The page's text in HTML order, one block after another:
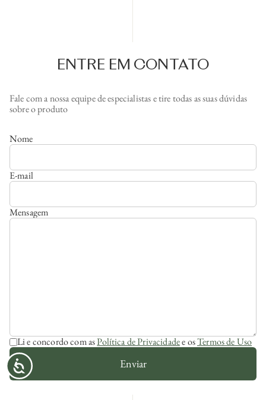
ENTRE EM CONTATO
Fale com a nossa equipe de especialistas e tire todas as suas dúvidas
sobre o produto
Nome
E-mail
Mensagem
Li e concordo com asPolítica de Privacidadee osTermos de Uso
Enviar